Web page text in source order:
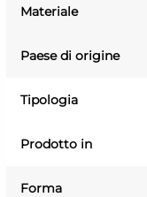
Materiale
Paese di origine
Tipologia
Prodotto in
Forma